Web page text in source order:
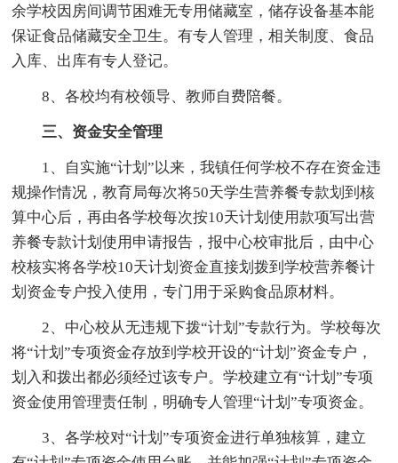
余学校因房间调节困难无专用储藏室，储存设备基本能
保证食品储藏安全卫生。有专人管理，相关制度、食品
入库、出库有专人登记。
8、各校均有校领导、教师自费陪餐。
三、资金安全管理
1、自实施“计划”以来，我镇任何学校不存在资金违
规操作情况，教育局每次将50天学生营养餐专款划到核
算中心后，再由各学校每次按10天计划使用款项写出营
养餐专款计划使用申请报告，报中心校审批后，由中心
校核实将各学校10天计划资金直接划拨到学校营养餐计
划资金专户投入使用，专门用于采购食品原材料。
2、中心校从无违规下拨“计划”专款行为。学校每次
将“计划”专项资金存放到学校开设的“计划”资金专户，
划入和拨出都必须经过该专户。学校建立有“计划”专项
资金使用管理责任制，明确专人管理“计划”专项资金。
3、各学校对“计划”专项资金进行单独核算，建立